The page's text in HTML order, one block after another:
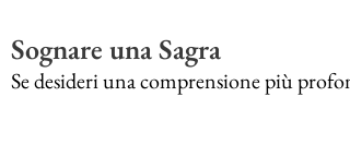
Sognare una Sagra
Se desideri una comprensione più